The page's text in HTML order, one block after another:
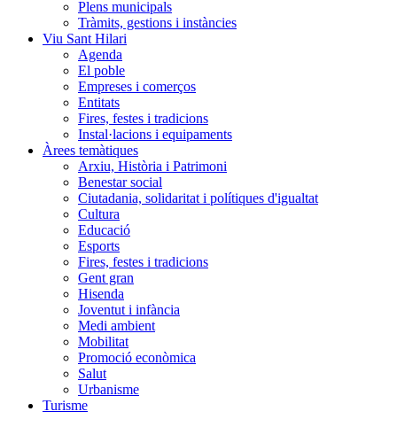
Plens municipals
Tràmits, gestions i instàncies
Viu Sant Hilari
Agenda
El poble
Empreses i comerços
Entitats
Fires, festes i tradicions
Instal·lacions i equipaments
Àrees temàtiques
Arxiu, Història i Patrimoni
Benestar social
Ciutadania, solidaritat i polítiques d'igualtat
Cultura
Educació
Esports
Fires, festes i tradicions
Gent gran
Hisenda
Joventut i infància
Medi ambient
Mobilitat
Promoció econòmica
Salut
Urbanisme
Turisme